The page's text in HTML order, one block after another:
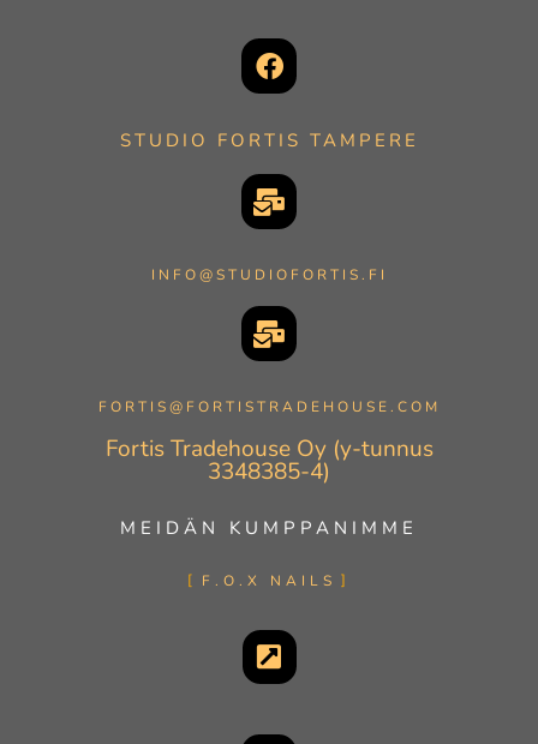
STUDIO FORTIS TAMPERE
INFO@STUDIOFORTIS.FI
FORTIS@FORTISTRADEHOUSE.COM
Fortis Tradehouse Oy (y-tunnus
3348385-4)
MEIDÄN KUMPPANIMME
F.O.X NAILS